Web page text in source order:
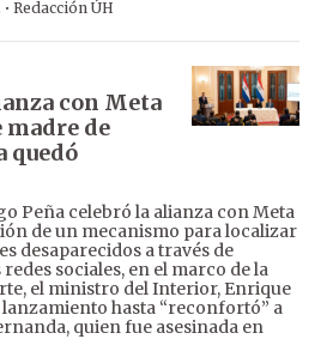
· Redacción ÚH
con Meta
madre de
quedó
Peña celebró la alianza con Meta
de un mecanismo para localizar
desaparecidos a través de
sociales, en el marco de la
el ministro del Interior, Enrique
lanzamiento hasta “reconfortó” a
quien fue asesinada en